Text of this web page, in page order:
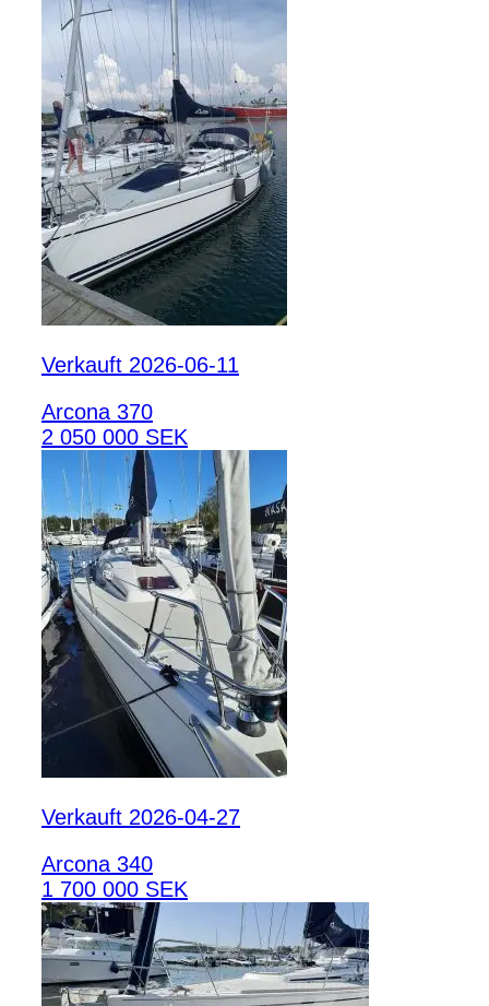
Verkauft 2026-06-11
Arcona 370
2 050 000 SEK
Verkauft 2026-04-27
Arcona 340
1 700 000 SEK